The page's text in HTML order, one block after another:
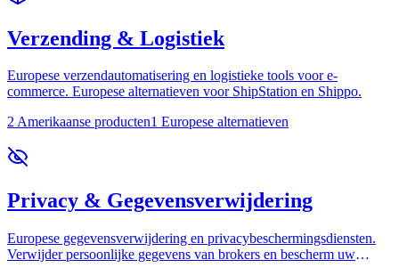
Verzending & Logistiek
Europese verzendautomatisering en logistieke tools voor e-
commerce. Europese alternatieven voor ShipStation en Shippo.
2 Amerikaanse producten1 Europese alternatieven
Privacy & Gegevensverwijdering
Europese gegevensverwijdering en privacybeschermingsdiensten.
Verwijder persoonlijke gegevens van brokers en bescherm uw